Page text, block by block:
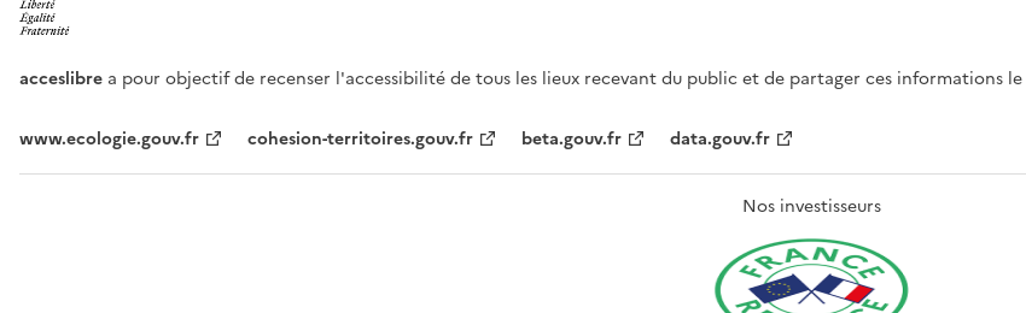
acceslibre a pour objectif de recenser l'accessibilité de tous les lieux recevant du public et de partager ces informations
www.ecologie.gouv.fr cohesion-territoires.gouv.fr beta.gouv.fr data.gouv.fr
Nos investisseurs